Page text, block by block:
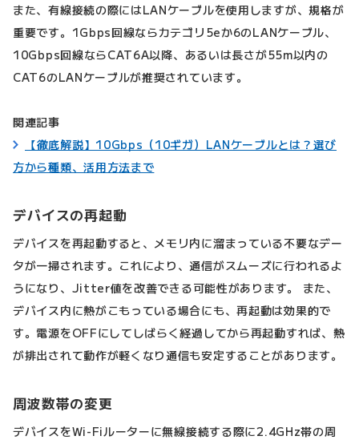
また、有線接続の際にはLANケーブルを使用しますが、規格が
重要です。1Gbps回線ならカテゴリ5eか6のLANケーブル、
10Gbps回線ならCAT6A以降、あるいは長さが55m以内の
CAT6のLANケーブルが推奨されています。
関連記事
【徹底解説】10Gbps（10ギガ）LANケーブルとは？選び
方から種類、活用方法まで
デバイスの再起動
デバイスを再起動すると、メモリ内に溜まっている不要なデー
タが一掃されます。これにより、通信がスムーズに行われるよ
うになり、Jitter値を改善できる可能性があります。 また、
デバイス内に熱がこもっている場合にも、再起動は効果的で
す。電源をOFFにしてしばらく経過してから再起動すれば、熱
が排出されて動作が軽くなり通信も安定することがあります。
周波数帯の変更
デバイスをWi-Fiルーターに無線接続する際に2.4GHz帯の周